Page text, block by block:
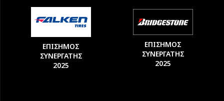
ΕΠΙΣΗΜΟΣ
ΣΥΝΕΡΓΑΤΗΣ
2025
ΕΠΙΣΗΜΟΣ
ΣΥΝΕΡΓΑΤΗΣ
2025